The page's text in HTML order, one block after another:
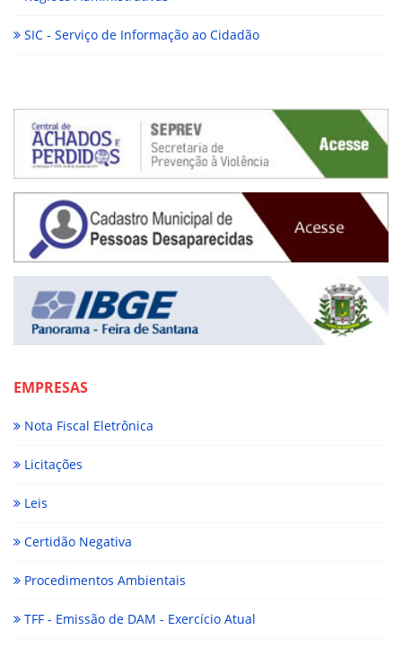
SIC - Serviço de Informação ao Cidadão
EMPRESAS
Nota Fiscal Eletrônica
Licitações
Leis
Certidão Negativa
Procedimentos Ambientais
TFF - Emissão de DAM - Exercício Atual